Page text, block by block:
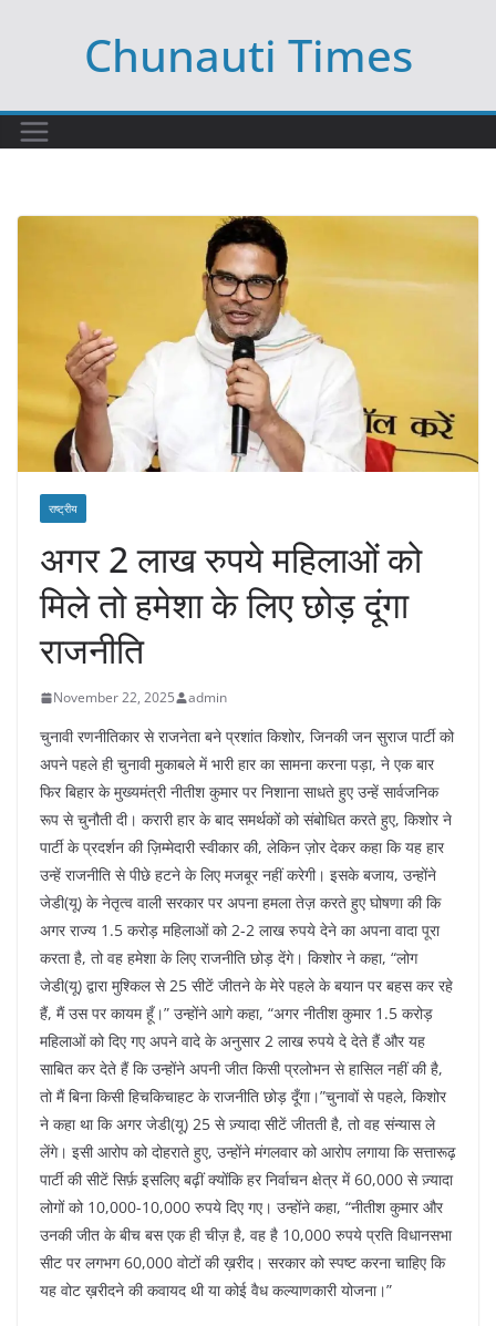
Chunauti Times
राष्ट्रीय
अगर 2 लाख रुपये महिलाओं को
मिले तो हमेशा के लिए छोड़ दूंगा
राजनीति
November 22, 2025 admin
चुनावी रणनीतिकार से राजनेता बने प्रशांत किशोर, जिनकी जन सुराज पार्टी को
अपने पहले ही चुनावी मुकाबले में भारी हार का सामना करना पड़ा, ने एक बार
फिर बिहार के मुख्यमंत्री नीतीश कुमार पर निशाना साधते हुए उन्हें सार्वजनिक
रूप से चुनौती दी। करारी हार के बाद समर्थकों को संबोधित करते हुए, किशोर ने
पार्टी के प्रदर्शन की ज़िम्मेदारी स्वीकार की, लेकिन ज़ोर देकर कहा कि यह हार
उन्हें राजनीति से पीछे हटने के लिए मजबूर नहीं करेगी। इसके बजाय, उन्होंने
जेडी(यू) के नेतृत्व वाली सरकार पर अपना हमला तेज़ करते हुए घोषणा की कि
अगर राज्य 1.5 करोड़ महिलाओं को 2-2 लाख रुपये देने का अपना वादा पूरा
करता है, तो वह हमेशा के लिए राजनीति छोड़ देंगे। किशोर ने कहा, “लोग
जेडी(यू) द्वारा मुश्किल से 25 सीटें जीतने के मेरे पहले के बयान पर बहस कर रहे
हैं, मैं उस पर कायम हूँ।” उन्होंने आगे कहा, “अगर नीतीश कुमार 1.5 करोड़
महिलाओं को दिए गए अपने वादे के अनुसार 2 लाख रुपये दे देते हैं और यह
साबित कर देते हैं कि उन्होंने अपनी जीत किसी प्रलोभन से हासिल नहीं की है,
तो मैं बिना किसी हिचकिचाहट के राजनीति छोड़ दूँगा।”चुनावों से पहले, किशोर
ने कहा था कि अगर जेडी(यू) 25 से ज़्यादा सीटें जीतती है, तो वह संन्यास ले
लेंगे। इसी आरोप को दोहराते हुए, उन्होंने मंगलवार को आरोप लगाया कि सत्तारूढ़
पार्टी की सीटें सिर्फ़ इसलिए बढ़ीं क्योंकि हर निर्वाचन क्षेत्र में 60,000 से ज़्यादा
लोगों को 10,000-10,000 रुपये दिए गए। उन्होंने कहा, “नीतीश कुमार और
उनकी जीत के बीच बस एक ही चीज़ है, वह है 10,000 रुपये प्रति विधानसभा
सीट पर लगभग 60,000 वोटों की ख़रीद। सरकार को स्पष्ट करना चाहिए कि
यह वोट ख़रीदने की कवायद थी या कोई वैध कल्याणकारी योजना।”